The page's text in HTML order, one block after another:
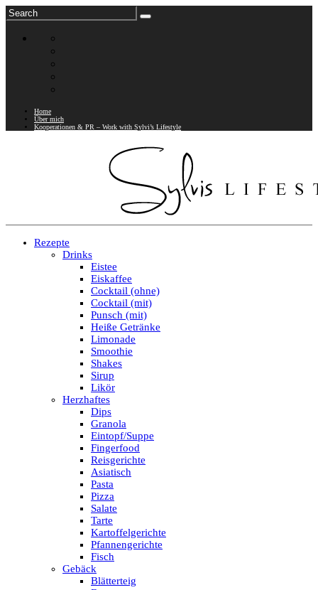
Home
Über mich
Kooperationen & PR – Work with Sylvi’s Lifestyle
Rezepte
Drinks
Eistee
Eiskaffee
Cocktail (ohne)
Cocktail (mit)
Punsch (mit)
Heiße Getränke
Limonade
Smoothie
Shakes
Sirup
Likör
Herzhaftes
Dips
Granola
Eintopf/Suppe
Fingerfood
Reisgerichte
Asiatisch
Pasta
Pizza
Salate
Tarte
Kartoffelgerichte
Pfannengerichte
Fisch
Gebäck
Blätterteig